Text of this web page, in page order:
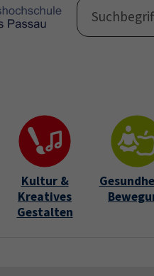
Kultur &
Kreatives
Gestalten